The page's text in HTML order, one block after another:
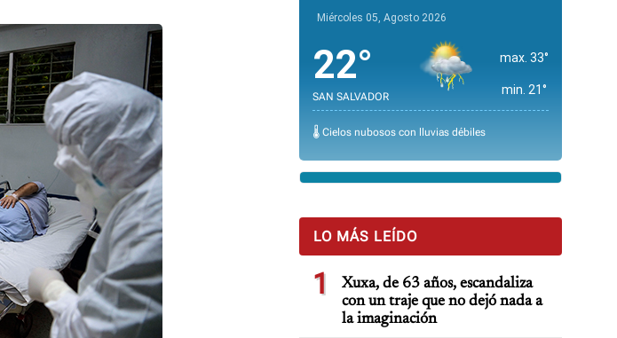
Miércoles 05, Agosto 2026
22°
SAN SALVADOR
max. 33°
min. 21°
🌡️ Cielos nubosos con lluvias débiles
LO MÁS LEÍDO
1
Xuxa, de 63 años, escandaliza
con un traje que no dejó nada a
la imaginación